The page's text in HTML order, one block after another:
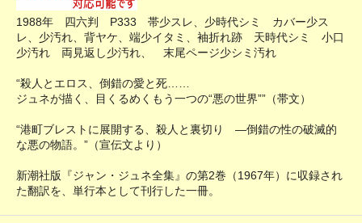
1988年 四六判 P333 帯少スレ、少時代シミ カバー少ス
レ、少汚れ、背ヤケ、端少イタミ、袖折れ跡 天時代シミ 小口
少汚れ 両見返し少汚れ、 末尾ページ少シミ汚れ
“殺人とエロス、倒錯の愛と死……
ジュネが描く、目くるめくもう一つの“悪の世界””（帯文）
“港町ブレストに展開する、殺人と裏切り ―倒錯の性の破滅的
な悪の物語。”（宣伝文より）
新潮社版『ジャン・ジュネ全集』の第2巻（1967年）に収録され
た翻訳を、単行本として刊行した一冊。